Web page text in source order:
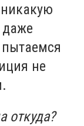
даже
не
откуда?